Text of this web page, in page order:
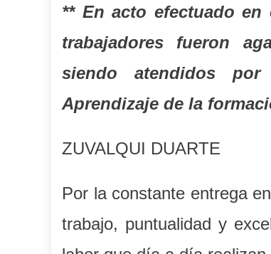
** En acto efectuado
trabajadores fueron
siendo atendidos
Aprendizaje de la
ZUVALQUI DUARTE
Por la constante entrega
trabajo, puntualidad y